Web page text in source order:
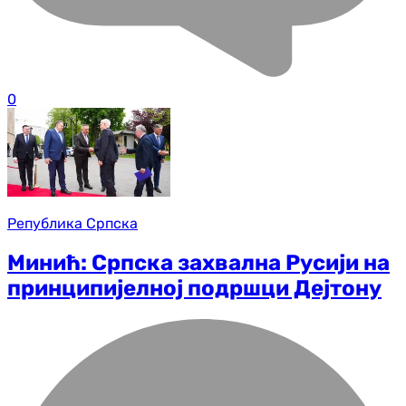
0
Република Српска
Минић: Српска захвална Русији на
принципијелној подршци Дејтону